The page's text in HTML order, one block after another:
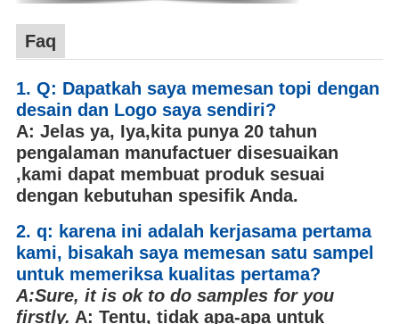
Faq
1. Q: Dapatkah saya memesan topi dengan
desain dan Logo saya sendiri?
A: Jelas ya, Iya, kita punya 20tahun
pengalaman manufactuer disesuaikan
, kami dapat membuat produk sesuai
dengan kebutuhan spesifik Anda.
2. q: karena ini adalah kerjasama pertama
kami, bisakah saya memesan satu sampel
untuk memeriksa kualitas pertama?
A:Sure, it is ok to do samples for you
firstly. A: Tentu, tidak apa-apa untuk